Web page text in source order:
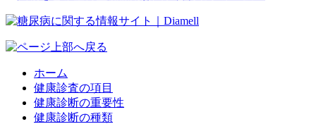
ホーム
健康診査の項目
健康診断の重要性
健康診断の種類